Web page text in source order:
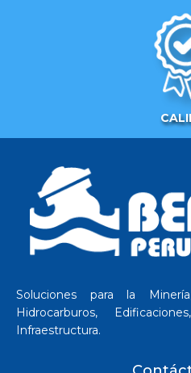
Soluciones para la
Hidrocarburos,
Infraestructura.